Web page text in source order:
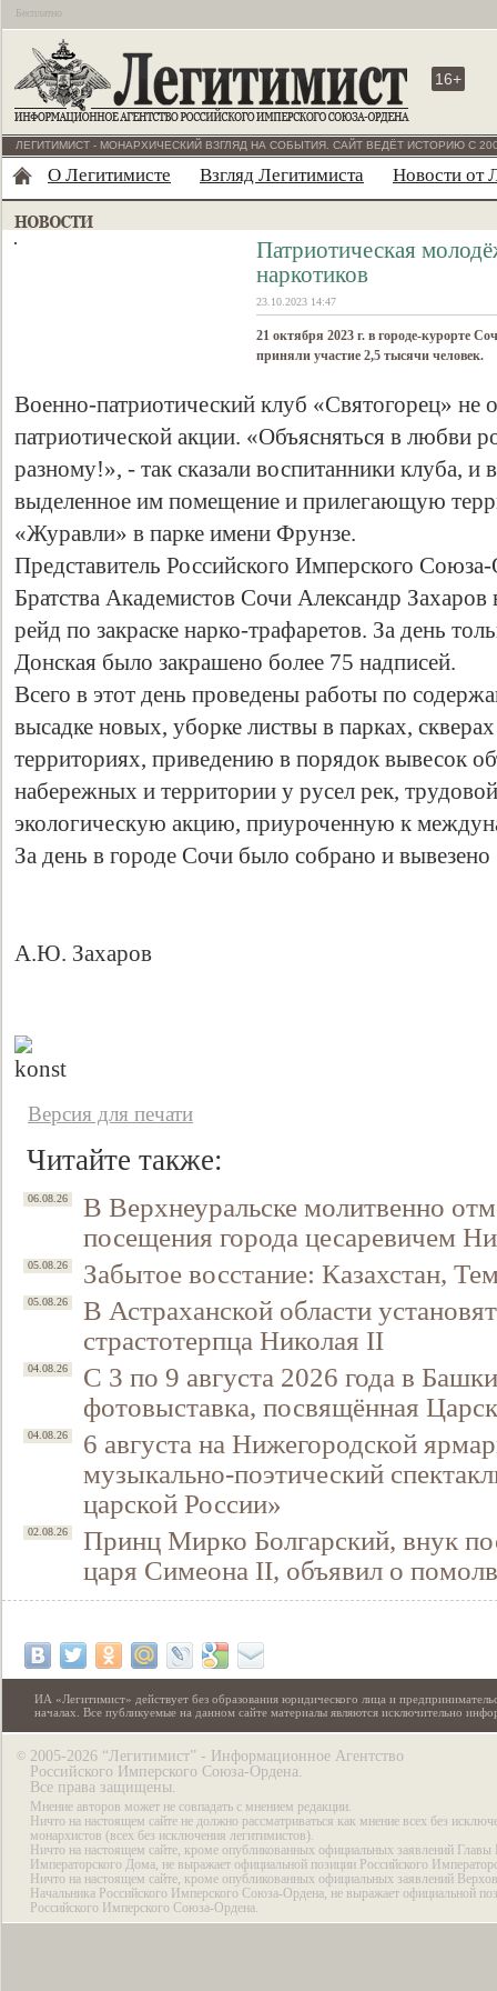
Бесплатно
16+
ЛЕГИТИМИСТ - МОНАРХИЧЕСКИЙ ВЗГЛЯД НА СОБЫТИЯ. САЙТ ВЕДЁТ ИСТОРИЮ С
О Легитимисте Взгляд Легитимиста Новости от
Патриотическая
наркотиков
23.10.2023 14:47
21 октября 2023 г. в городе-курорте
приняли участие 2,5 тысячи человек.
Военно-патриотический клуб «Святогорец» не
патриотической акции. «Объясняться в любви
разному!», - так сказали воспитанники клуба,
выделенное им помещение и прилегающую
«Журавли» в парке имени Фрунзе.
Представитель Российского Имперского
Братства Академистов Сочи Александр
рейд по закраске нарко-трафаретов. За день
Донская было закрашено более 75 надписей.
Всего в этот день проведены работы по
высадке новых, уборке листвы в парках,
территориях, приведению в порядок вывесок
набережных и территории у русел рек,
экологическую акцию, приуроченную к
За день в городе Сочи было собрано и
А.Ю. Захаров
Версия для печати
Читайте также:
06.08.26
В Верхнеуральске молитвенно
посещения города цесаревичем
05.08.26 Забытое восстание: Казахстан,
05.08.26
В Астраханской области
страстотерпца Николая II
04.08.26
С 3 по 9 августа 2026 года в
фотовыставка, посвящённая
04.08.26
6 августа на Нижегородской
музыкально-поэтический
царской России»
02.08.26
Принц Мирко Болгарский, внук
царя Симеона II, объявил о
Свидетельство
ИА «Легитимист» действует без образования юридического лица и
началах. Все публикуемые на данном сайте материалы являются исключительно
© 2005-2026 “Легитимист” - Информационное Агентство
Российского Имперского Союза-Ордена.
Все права защищены.
Мнение авторов может не совпадать с мнением редакции.
Ничто на настоящем сайте не должно рассматриваться как мнение всех без
монархистов (всех без исключения легитимистов).
Ничто на настоящем сайте, кроме опубликованных официальных заявлений Главы
Императорского Дома, не выражает официальной позиции Российского
Ничто на настоящем сайте, кроме опубликованных официальных заявлений
Начальника Российского Имперского Союза-Ордена, не выражает официальной
Российского Имперского Союза-Ордена.